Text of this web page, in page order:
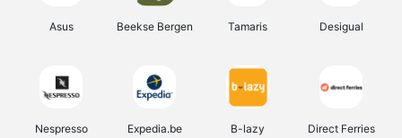
Asus Beekse Bergen Tamaris Desigual
Nespresso Expedia.be B-lazy Direct Ferries